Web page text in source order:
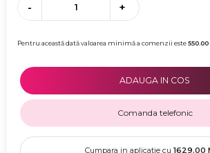
- +
Pentru această dată valoarea minimă a comenzii este550.00
ADAUGA IN COS
Comanda telefonic
Cumpara in aplicatie cu 1629.00